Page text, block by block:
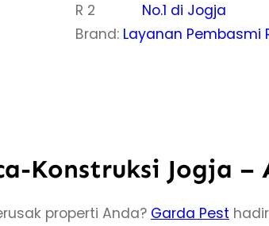
n
t
a
R 2
No.1 di Jogja
Brand: Layanan Pembasmi
Konstruksi Jogja
properti Anda? Garda Pest